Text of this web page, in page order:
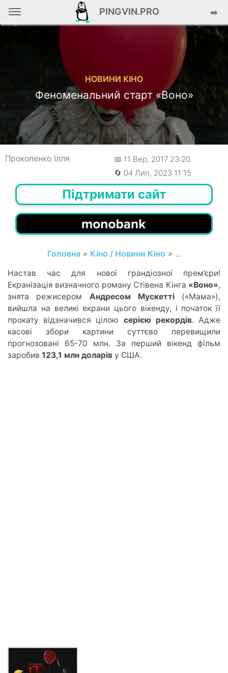
PINGVIN.PRO ➡️
НОВИНИ КІНО
Феноменальний старт «Воно»
Прокопенко Ілля
📅 11 Вер, 2017 23:20
🔄 04 Лип, 2023 11:15
Підтримати сайт
Головна» Кіно / Новини Кіно » ...
Настав час для нової грандіозної прем’єри!
Екранізація визначного роману Стівена Кінга «Воно»,
знята режисером Андресом Мускетті(«Мама»),
вийшла на великі екрани цього вікенду, і початок її
прокату відзначився цілою серією рекордів. Адже
касові збори картини суттєво перевищили
прогнозовані 65-70 млн. За перший вікенд фільм
заробив 123,1 млн доларів у США.